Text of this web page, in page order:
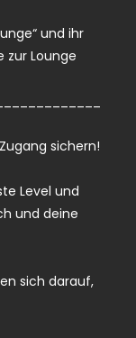
und ihr
zur Lounge
sichern!
Level und
und deine
sich darauf,